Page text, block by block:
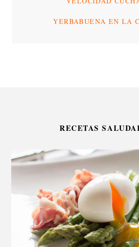
YERBABUENA EN LA
RECETAS